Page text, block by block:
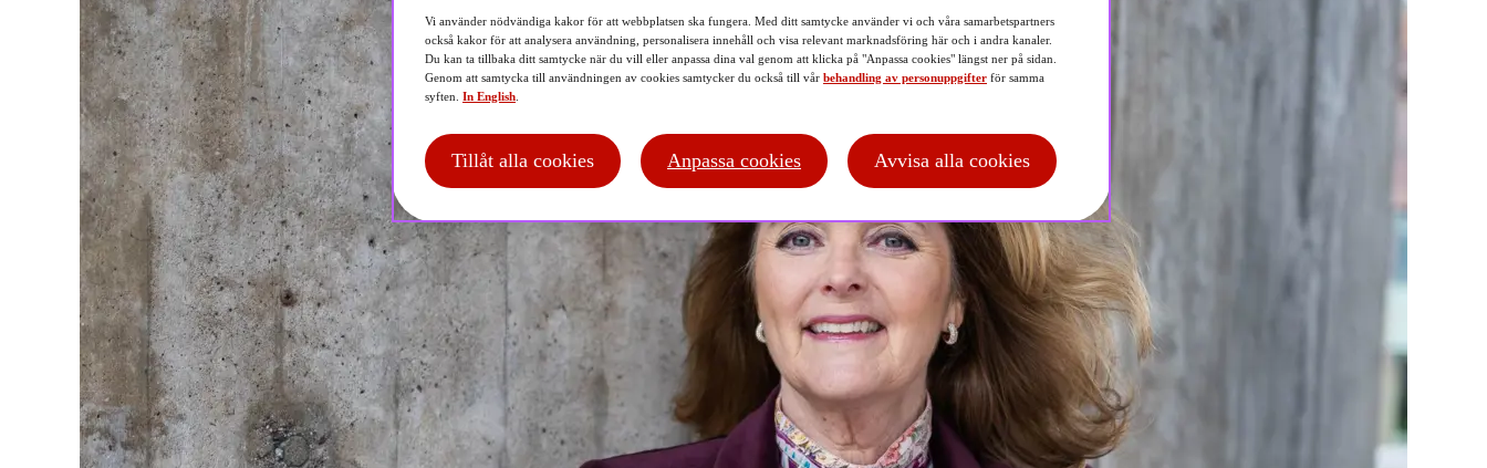
Vi använder nödvändiga kakor för att webbplatsen ska fungera. Med ditt samtycke använder vi och våra samarbetspartners
också kakor för att analysera användning, personalisera innehåll och visa relevant marknadsföring här och i andra kanaler.
Du kan ta tillbaka ditt samtycke när du vill eller anpassa dina val genom att klicka på "Anpassa cookies" längst ner på sidan.
Genom att samtycka till användningen av cookies samtycker du också till vår behandling av personuppgifter för samma
syften. In English
Anpassa cookies Avvisa alla cookies
Tillåt alla cookies